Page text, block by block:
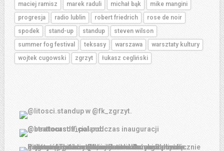
maciej ramisz
marek raduli michał bąk
mike mangini
progresja
radio lublin robert friedrich
rose de noir
spodek
stand-up standup
steven wilson
summer fog festival
teksasy warszawa
warsztaty kultury
wojtek cugowski
zgrzyt łukasz cegliński